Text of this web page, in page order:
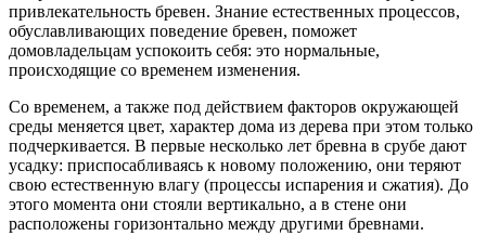
привлекательность бревен. Знание естественных процессов,
обуславливающих поведение бревен, поможет
домовладельцам успокоить себя: это нормальные,
происходящие со временем изменения.
Со временем, а также под действием факторов окружающей
среды меняется цвет, характер дома из дерева при этом только
подчеркивается. В первые несколько лет бревна в срубе дают
усадку: приспосабливаясь к новому положению, они теряют
свою естественную влагу (процессы испарения и сжатия). До
этого момента они стояли вертикально, а в стене они
расположены горизонтально между другими бревнами.